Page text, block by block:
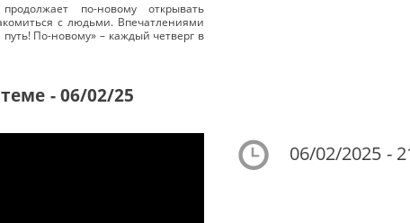
по-новому открывать
с людьми. Впечатлениями
По-новому» – каждый четверг в
- 06/02/25
06/02/2025 -